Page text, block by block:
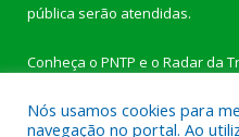
pública serão atendidas.
Conheça o PNTP e o Radar da
Nós usamos cookies para
navegação no portal. Ao